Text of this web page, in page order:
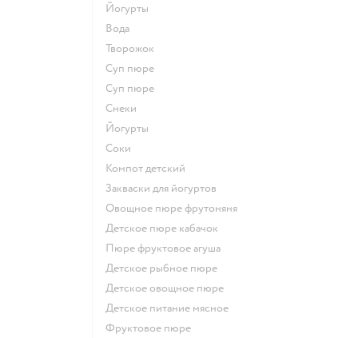
йогурты
Вода
творожок
суп пюре
суп пюре
Снеки
йогурты
Соки
компот детский
Закваски для йогуртов
овощное пюре фрутоняня
детское пюре кабачок
пюре фруктовое агуша
детское рыбное пюре
детское овощное пюре
детское питание мясное
фруктовое пюре